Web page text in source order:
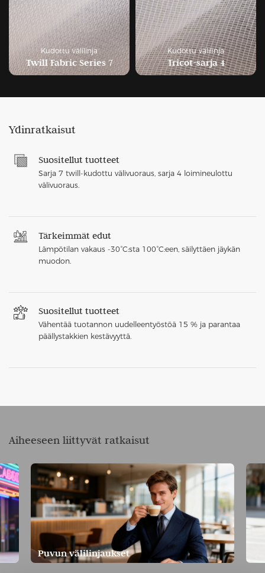
Kudottu välilinja
Twill Fabric Series 7
Kudottu välilinja
Tricot-sarja 4
Ydinratkaisut
Suositellut tuotteet
Sarja 7 twill-kudottu välivuoraus, sarja 4 loimineulottu
välivuoraus.
Tärkeimmät edut
Lämpötilan vakaus -30°C:sta 100°C:een, säilyttäen jäykän
muodon.
Suositellut tuotteet
Vähentää tuotannon uudelleentyöstöä 15 % ja parantaa
päällystakkien kestävyyttä.
Aiheeseen liittyvät ratkaisut
Puvun välilinjaukset